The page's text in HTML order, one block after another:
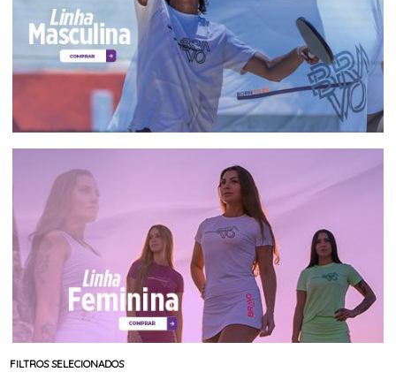
FILTROS SELECIONADOS